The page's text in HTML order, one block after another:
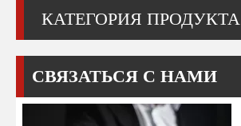
КАТЕГОРИЯ ПРОДУКТА
СВЯЗАТЬСЯ С НАМИ